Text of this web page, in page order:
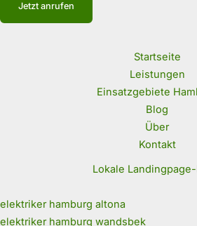
Jetzt anrufen
Startseite
Leistungen
Einsatzgebiete
Blog
Über
Kontakt
Lokale
elektriker hamburg altona
elektriker hamburg wandsbek